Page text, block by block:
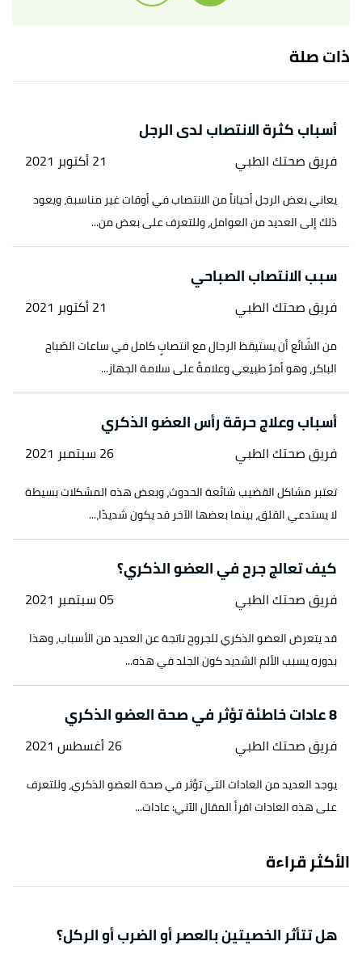
ذات صلة
أسباب كثرة الانتصاب لدى الرجل
فريق صحتك الطبي 21 أكتوبر 2021
يعاني بعض الرجل أحياناً من الانتصاب في أوقات غير مناسبة، ويعود
ذلك إلى العديد من العوامل، وللتعرف على بعض من...
سبب الانتصاب الصباحي
فريق صحتك الطبي 21 أكتوبر 2021
من الشّائع أن يستيقظ الرجال مع انتصابٍ كامل في ساعات الصّباح
الباكر، وهو أمرٌ طبيعي وعلامةٌ على سلامة الجهاز...
أسباب وعلاج حرقة رأس العضو الذكري
فريق صحتك الطبي 26 سبتمبر 2021
تعتبر مشاكل القضيب شائعة الحدوث، وبعض هذه المشكلات بسيطة
لا يستدعي القلق، بينما بعضها الآخر قد يكون شديدًا،...
كيف تعالج جرح في العضو الذكري؟
فريق صحتك الطبي 05 سبتمبر 2021
قد يتعرض العضو الذكري للجروح ناتجة عن العديد من الأسباب، وهذا
بدوره يسبب الألم الشديد كون الجلد في هذه...
8 عادات خاطئة تؤثر في صحة العضو الذكري
فريق صحتك الطبي 26 أغسطس 2021
يوجد العديد من العادات التي تؤثر في صحة العضو الذكري، وللتعرف
على هذه العادات اقرأ المقال الآتي: عادات...
الأكثر قراءة
هل تتأثر الخصيتين بالعصر أو الضرب أو الركل؟